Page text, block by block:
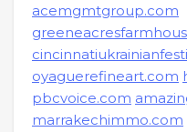
acemgmtgroup.com
oyaguerefineart.com
pbcvoice.com
marrakechimmo.com